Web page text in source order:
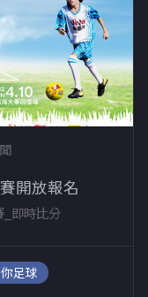
開放報名
_即時比分
足球